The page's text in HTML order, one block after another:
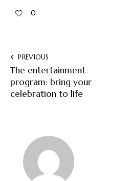
0
PREVIOUS
The entertainment
program: bring your
celebration to life